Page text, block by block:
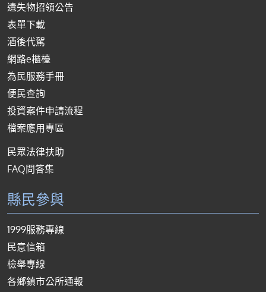
遺失物招領公告
表單下載
酒後代駕
網路e櫃檯
為民服務手冊
便民查詢
投資案件申請流程
檔案應用專區
民眾法律扶助
FAQ問答集
縣民參與
1999服務專線
民意信箱
檢舉專線
各鄉鎮市公所通報